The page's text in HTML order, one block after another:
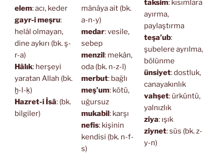
elem: acı, keder
gayr-i meşru:
helâl olmayan,
dine aykırı (bk. ş-
r-a)
Hâlık: herşeyi
yaratan Allah (bk.
ḫ-l-ḳ)
Hazret-i İsâ: (bk.
bilgiler)
mânâya ait (bk.
a-n-y)
medar: vesile,
sebep
menzil: mekân,
oda (bk. n-z-l)
merbut: bağlı
meş’um: kötü,
uğursuz
mukabil: karşı
nefis: kişinin
kendisi (bk. n-f-
s)
taksim: kısımlara
ayırma,
paylaştırma
teşa’ub:
şubelere ayrılma,
bölünme
ünsiyet: dostluk,
canayakınlık
vahşet: ürküntü,
yalnızlık
ziya: ışık
ziynet: süs (bk. z-
y-n)